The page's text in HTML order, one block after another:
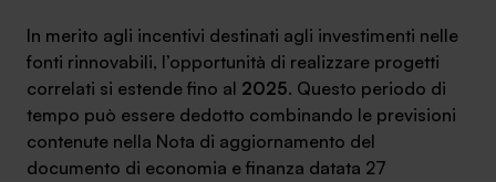
In merito agli incentivi destinati agli investimenti nelle
fonti rinnovabili, l’opportunità di realizzare progetti
correlati si estende fino al 2025. Questo periodo di
tempo può essere dedotto combinando le previsioni
contenute nella Nota di aggiornamento del
documento di economia e finanza datata 27